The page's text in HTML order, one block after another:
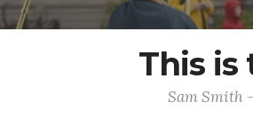
This
Sam Smith